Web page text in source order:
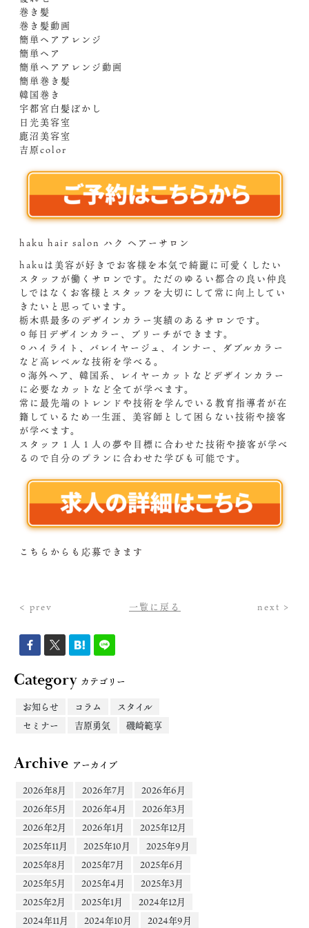
巻き髪
巻き髪動画
簡単ヘアアレンジ
簡単ヘア
簡単ヘアアレンジ動画
簡単巻き髪
韓国巻き
宇都宮白髪ぼかし
日光美容室
鹿沼美容室
吉原color
haku hair salon ハク ヘアーサロン
hakuは美容が好きでお客様を本気で綺麗に可愛くしたい
スタッフが働くサロンです。ただのゆるい都合の良い仲良
しではなくお客様とスタッフを大切にして常に向上してい
きたいと思っています。
栃木県最多のデザインカラー実績のあるサロンです。
⚪︎毎日デザインカラー、ブリーチができます。
⚪︎ハイライト、バレイヤージュ、インナー、ダブルカラー
など高レベルな技術を学べる。
⚪︎海外ヘア、韓国系、レイヤーカットなどデザインカラー
に必要なカットなど全てが学べます。
常に最先端のトレンドや技術を学んでいる教育指導者が在
籍しているため一生涯、美容師として困らない技術や接客
が学べます。
スタッフ１人１人の夢や目標に合わせた技術や接客が学べ
るので自分のプランに合わせた学びも可能です。
こちらからも応募できます
< prev 一覧に戻る next >
Categoryカテゴリー
お知らせ
コラム
スタイル
セミナー
吉原勇気 磯崎範享
Archive アーカイブ
2026年8月
2026年7月
2026年6月
2026年5月
2026年4月
2026年3月
2026年2月
2026年1月
2025年12月
2025年11月
2025年10月
2025年9月
2025年8月
2025年7月
2025年6月
2025年5月
2025年4月
2025年3月
2025年2月
2025年1月
2024年12月
2024年11月
2024年10月
2024年9月